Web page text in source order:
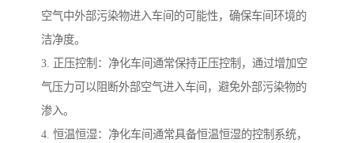
空气中外部污染物进入车间的可能性，确保车间环境的
洁净度。
3. 正压控制：净化车间通常保持正压控制，通过增加空
气压力可以阻断外部空气进入车间，避免外部污染物的
渗入。
4. 恒温恒湿：净化车间通常具备恒温恒湿的控制系统，